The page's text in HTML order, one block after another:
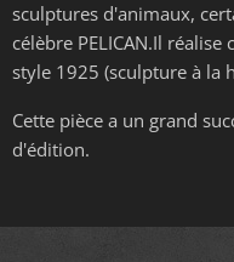
sculptures d'animaux,
célèbre PELICAN.Il
style 1925 (sculpture à la
Cette pièce a un grand
d'édition.